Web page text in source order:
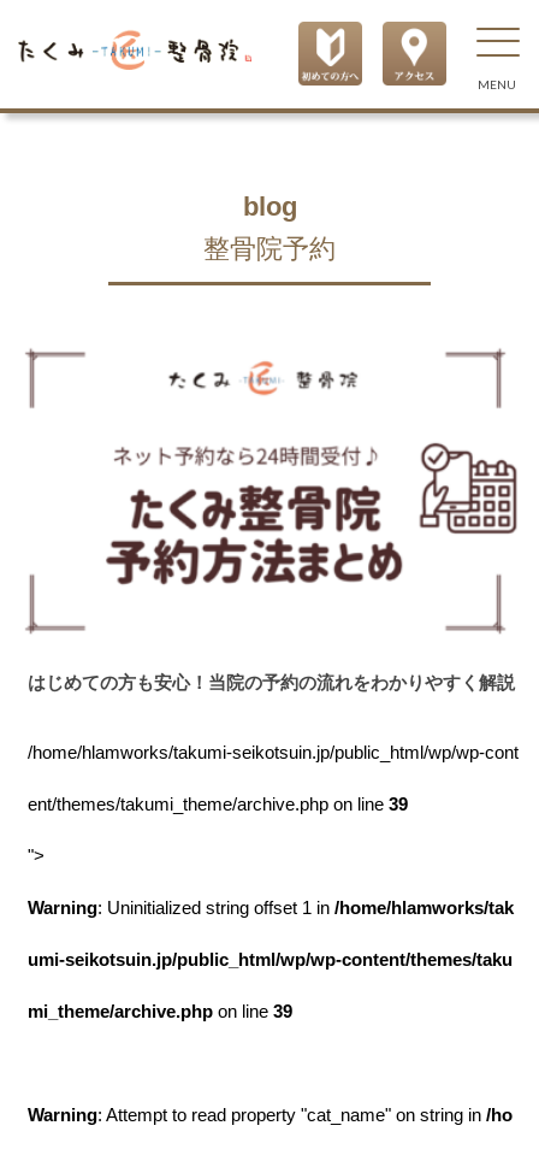
MENU
blog
整骨院予約
はじめての方も安心！当院の予約の流れをわかりやすく解説
/home/hlamworks/takumi-seikotsuin.jp/public_html/wp/wp-cont
ent/themes/takumi_theme/archive.php on line39
">
Warning: Uninitialized string offset 1 in/home/hlamworks/tak
umi-seikotsuin.jp/public_html/wp/wp-content/themes/taku
mi_theme/archive.php on line39
Warning: Attempt to read property "cat_name" on string in/ho